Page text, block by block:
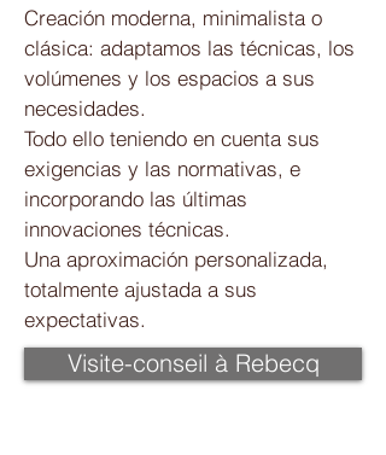
Creación moderna, minimalista o
clásica: adaptamos las técnicas, los
volúmenes y los espacios a sus
necesidades.
Todo ello teniendo en cuenta sus
exigencias y las normativas, e
incorporando las últimas
innovaciones técnicas.
Una aproximación personalizada,
totalmente ajustada a sus
expectativas.
Visite-conseil à Rebecq